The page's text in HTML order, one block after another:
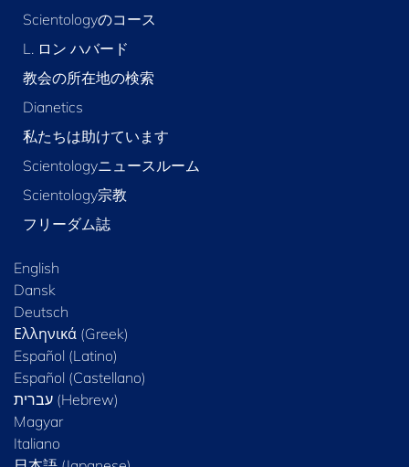
Scientologyのコース
L. ロン ハバード
教会の所在地の検索
Dianetics
私たちは助けています
Scientologyニュースルーム
Scientology宗教
フリーダム誌
English
Dansk
Deutsch
Ελληνικά (Greek)
Español (Latino)
Español (Castellano)
Magyar
Italiano